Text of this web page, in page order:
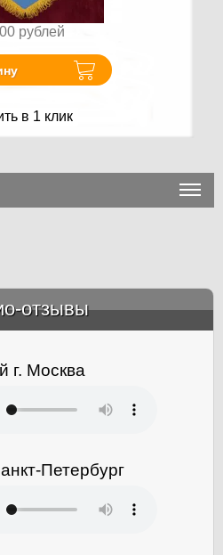
рублей
в 1 клик
отзывы
г. Москва
Петербург